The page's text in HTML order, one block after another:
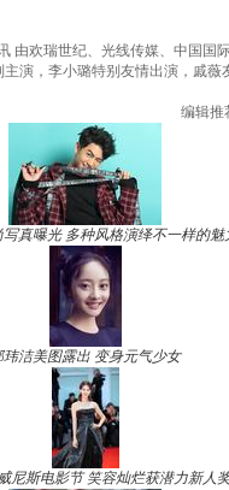
由欢瑞世纪、光线传媒、中国国
主演，李小璐特别友情出演，戚
编辑推
写真曝光 多种风格演绎不一样的魅
玮洁美图露出 变身元气少女
尼斯电影节 笑容灿烂获潜力新人